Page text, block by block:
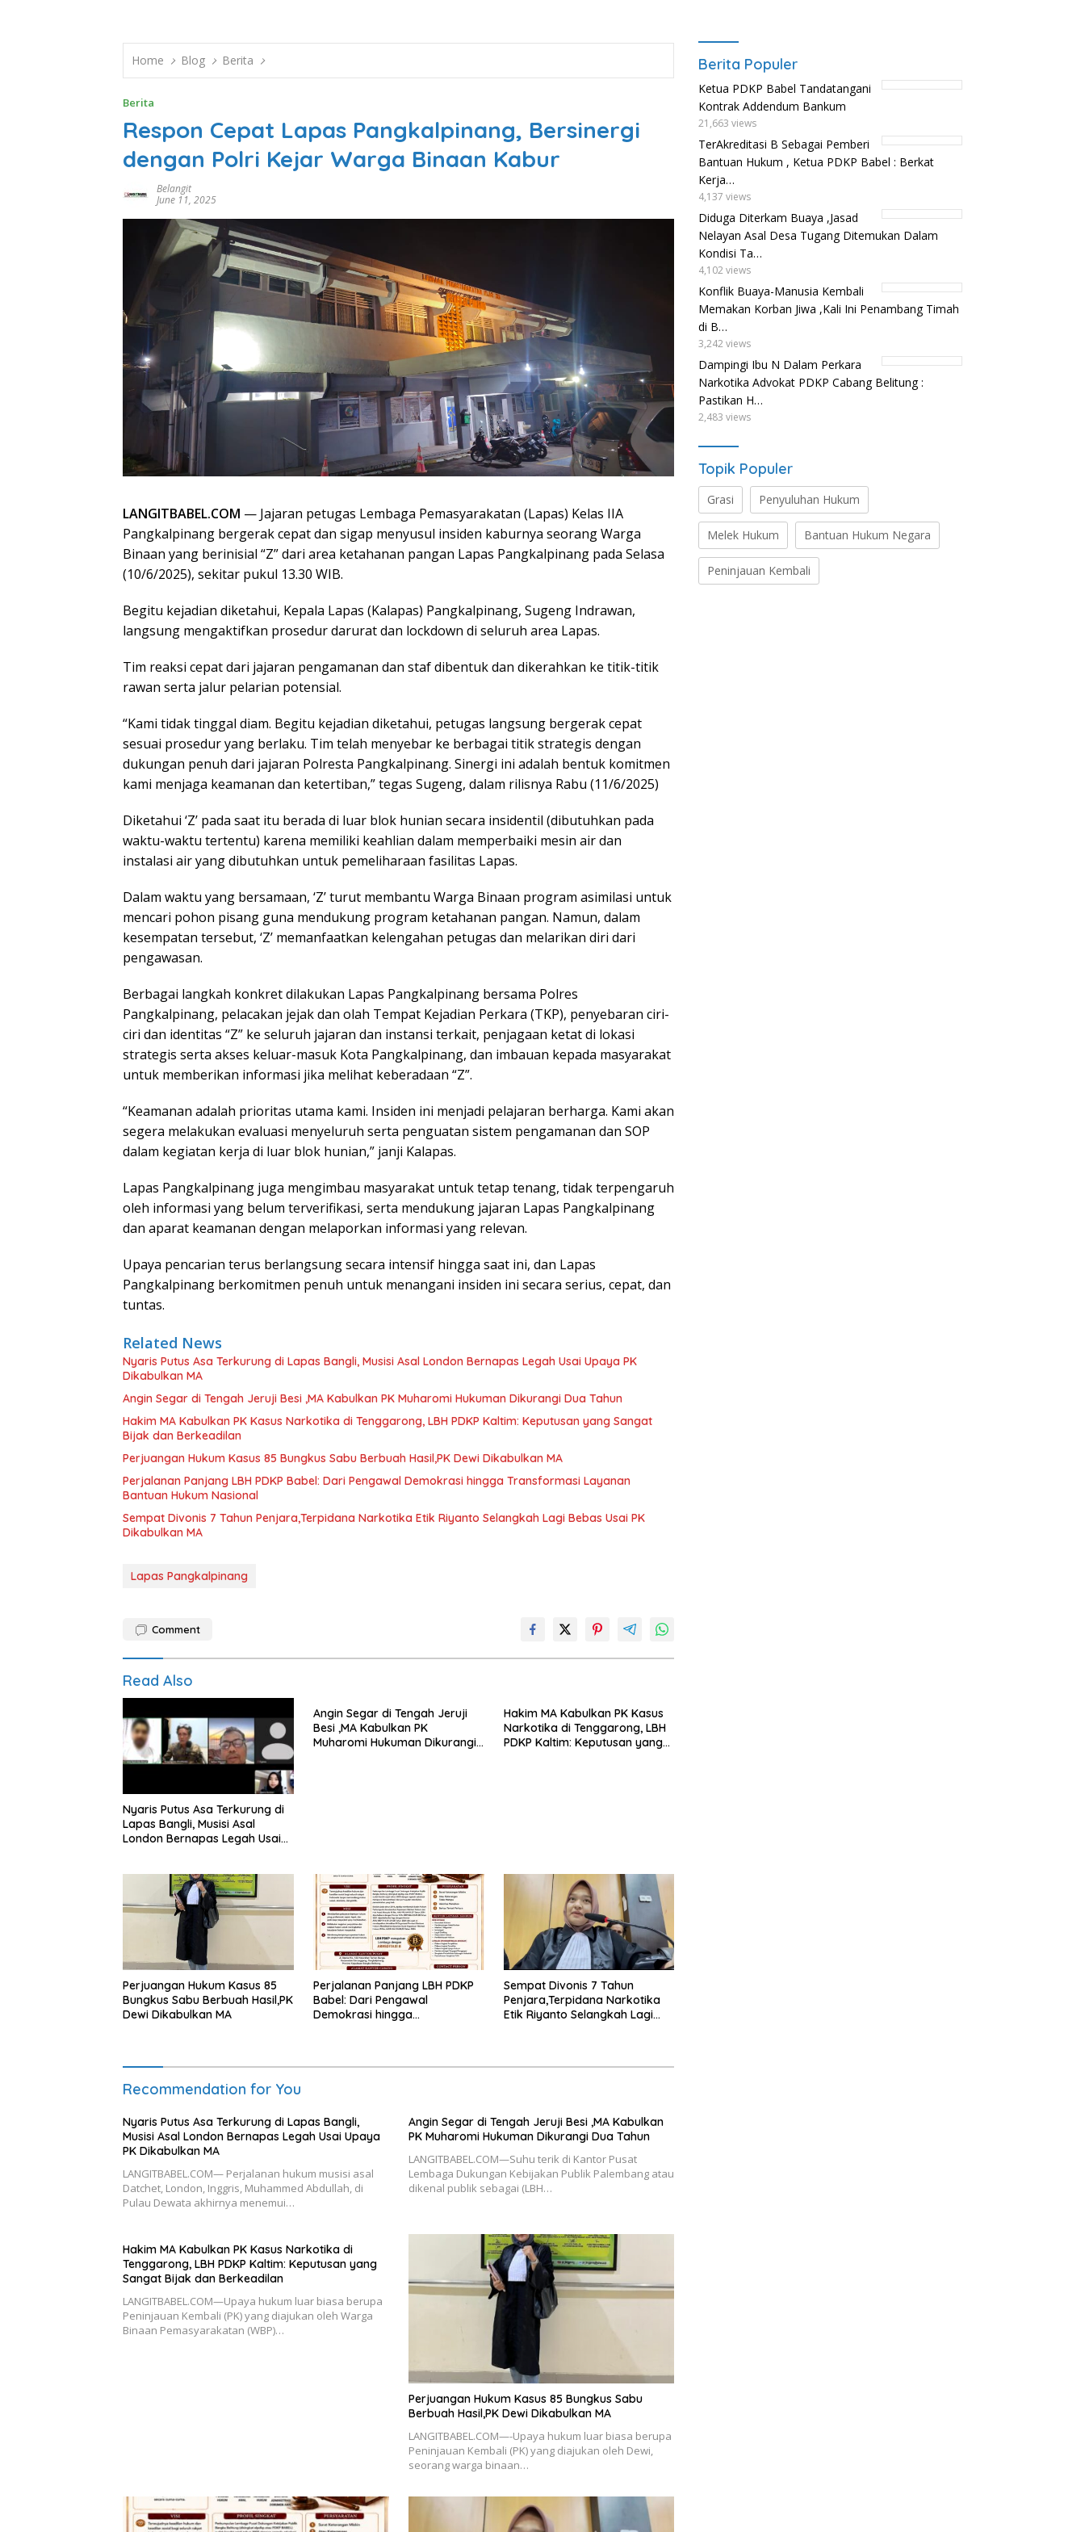
Home Blog Berita
Berita
Respon Cepat Lapas Pangkalpinang, Bersinergi
dengan Polri Kejar Warga Binaan Kabur
Belangit
June 11, 2025
LANGITBABEL.COM — Jajaran petugas Lembaga Pemasyarakatan (Lapas) Kelas IIA
Pangkalpinang bergerak cepat dan sigap menyusul insiden kaburnya seorang Warga
Binaan yang berinisial “Z” dari area ketahanan pangan Lapas Pangkalpinang pada Selasa
(10/6/2025), sekitar pukul 13.30 WIB.
Begitu kejadian diketahui, Kepala Lapas (Kalapas) Pangkalpinang, Sugeng Indrawan,
langsung mengaktifkan prosedur darurat dan lockdown di seluruh area Lapas.
Tim reaksi cepat dari jajaran pengamanan dan staf dibentuk dan dikerahkan ke titik-titik
rawan serta jalur pelarian potensial.
“Kami tidak tinggal diam. Begitu kejadian diketahui, petugas langsung bergerak cepat
sesuai prosedur yang berlaku. Tim telah menyebar ke berbagai titik strategis dengan
dukungan penuh dari jajaran Polresta Pangkalpinang. Sinergi ini adalah bentuk komitmen
kami menjaga keamanan dan ketertiban,” tegas Sugeng, dalam rilisnya Rabu (11/6/2025)
Diketahui ‘Z’ pada saat itu berada di luar blok hunian secara insidentil (dibutuhkan pada
waktu-waktu tertentu) karena memiliki keahlian dalam memperbaiki mesin air dan
instalasi air yang dibutuhkan untuk pemeliharaan fasilitas Lapas.
Dalam waktu yang bersamaan, ‘Z’ turut membantu Warga Binaan program asimilasi untuk
mencari pohon pisang guna mendukung program ketahanan pangan. Namun, dalam
kesempatan tersebut, ‘Z’ memanfaatkan kelengahan petugas dan melarikan diri dari
pengawasan.
Berbagai langkah konkret dilakukan Lapas Pangkalpinang bersama Polres
Pangkalpinang, pelacakan jejak dan olah Tempat Kejadian Perkara (TKP), penyebaran ciri-
ciri dan identitas “Z” ke seluruh jajaran dan instansi terkait, penjagaan ketat di lokasi
strategis serta akses keluar-masuk Kota Pangkalpinang, dan imbauan kepada masyarakat
untuk memberikan informasi jika melihat keberadaan “Z”.
“Keamanan adalah prioritas utama kami. Insiden ini menjadi pelajaran berharga. Kami akan
segera melakukan evaluasi menyeluruh serta penguatan sistem pengamanan dan SOP
dalam kegiatan kerja di luar blok hunian,” janji Kalapas.
Lapas Pangkalpinang juga mengimbau masyarakat untuk tetap tenang, tidak terpengaruh
oleh informasi yang belum terverifikasi, serta mendukung jajaran Lapas Pangkalpinang
dan aparat keamanan dengan melaporkan informasi yang relevan.
Upaya pencarian terus berlangsung secara intensif hingga saat ini, dan Lapas
Pangkalpinang berkomitmen penuh untuk menangani insiden ini secara serius, cepat, dan
tuntas.
Related News
Nyaris Putus Asa Terkurung di Lapas Bangli, Musisi Asal London Bernapas Legah Usai Upaya PK
Dikabulkan MA
Angin Segar di Tengah Jeruji Besi ,MA Kabulkan PK Muharomi Hukuman Dikurangi Dua Tahun
Hakim MA Kabulkan PK Kasus Narkotika di Tenggarong, LBH PDKP Kaltim: Keputusan yang Sangat
Bijak dan Berkeadilan
Perjuangan Hukum Kasus 85 Bungkus Sabu Berbuah Hasil,PK Dewi Dikabulkan MA
Perjalanan Panjang LBH PDKP Babel: Dari Pengawal Demokrasi hingga Transformasi Layanan
Bantuan Hukum Nasional
Sempat Divonis 7 Tahun Penjara,Terpidana Narkotika Etik Riyanto Selangkah Lagi Bebas Usai PK
Dikabulkan MA
Lapas Pangkalpinang
Comment
Read Also
Nyaris Putus Asa Terkurung di
Lapas Bangli, Musisi Asal
London Bernapas Legah Usai
Angin Segar di Tengah Jeruji
Besi ,MA Kabulkan PK
Muharomi Hukuman Dikurangi
Hakim MA Kabulkan PK Kasus
Narkotika di Tenggarong, LBH
PDKP Kaltim: Keputusan yang
Perjuangan Hukum Kasus 85
Bungkus Sabu Berbuah Hasil,PK
Dewi Dikabulkan MA
Perjalanan Panjang LBH PDKP
Babel: Dari Pengawal
Demokrasi hingga
Sempat Divonis 7 Tahun
Penjara,Terpidana Narkotika
Etik Riyanto Selangkah Lagi
Recommendation for You
Nyaris Putus Asa Terkurung di Lapas Bangli,
Musisi Asal London Bernapas Legah Usai Upaya
PK Dikabulkan MA
LANGITBABEL.COM— Perjalanan hukum musisi asal
Datchet, London, Inggris, Muhammed Abdullah, di
Pulau Dewata akhirnya menemui…
Angin Segar di Tengah Jeruji Besi ,MA Kabulkan
PK Muharomi Hukuman Dikurangi Dua Tahun
LANGITBABEL.COM—Suhu terik di Kantor Pusat
Lembaga Dukungan Kebijakan Publik Palembang atau
dikenal publik sebagai (LBH…
Hakim MA Kabulkan PK Kasus Narkotika di
Tenggarong, LBH PDKP Kaltim: Keputusan yang
Sangat Bijak dan Berkeadilan
LANGITBABEL.COM—Upaya hukum luar biasa berupa
Peninjauan Kembali (PK) yang diajukan oleh Warga
Binaan Pemasyarakatan (WBP)…
Perjuangan Hukum Kasus 85 Bungkus Sabu
Berbuah Hasil,PK Dewi Dikabulkan MA
LANGITBABEL.COM—-Upaya hukum luar biasa berupa
Peninjauan Kembali (PK) yang diajukan oleh Dewi,
seorang warga binaan…
Berita Populer
Ketua PDKP Babel Tandatangani
Kontrak Addendum Bankum
21,663 views
TerAkreditasi B Sebagai Pemberi
Bantuan Hukum , Ketua PDKP Babel : Berkat
Kerja…
4,137 views
Diduga Diterkam Buaya ,Jasad
Nelayan Asal Desa Tugang Ditemukan Dalam
Kondisi Ta…
4,102 views
Konflik Buaya-Manusia Kembali
Memakan Korban Jiwa ,Kali Ini Penambang Timah
di B…
3,242 views
Dampingi Ibu N Dalam Perkara
Narkotika Advokat PDKP Cabang Belitung :
Pastikan H…
2,483 views
Topik Populer
Grasi Penyuluhan Hukum
Melek Hukum Bantuan Hukum Negara
Peninjauan Kembali